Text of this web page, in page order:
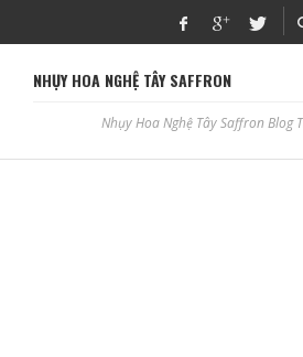
NHỤY HOA NGHỆ TÂY SAFFRON
Nhụy Hoa Nghệ Tây Saffron Blog